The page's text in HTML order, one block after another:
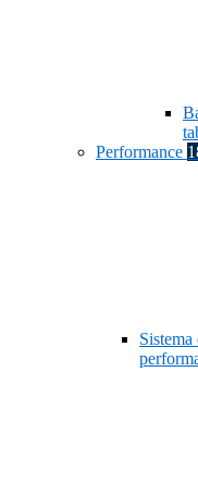
Performance